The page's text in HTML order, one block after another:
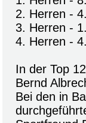
2. Herren -
3. Herren -
4. Herren -
In der Top
Bernd
Bei den in